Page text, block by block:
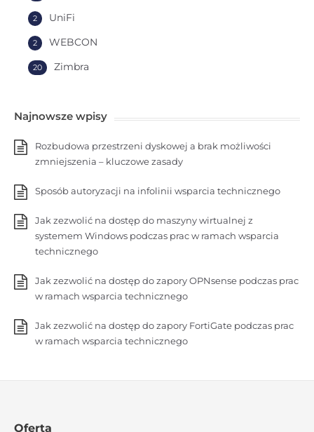
UniFi
2
WEBCON
2
Zimbra
20
Najnowsze wpisy
Rozbudowa przestrzeni dyskowej a brak możliwości
zmniejszenia – kluczowe zasady
Sposób autoryzacji na infolinii wsparcia technicznego
Jak zezwolić na dostęp do maszyny wirtualnej z
systemem Windows podczas prac w ramach wsparcia
technicznego
Jak zezwolić na dostęp do zapory OPNsense podczas prac
w ramach wsparcia technicznego
Jak zezwolić na dostęp do zapory FortiGate podczas prac
w ramach wsparcia technicznego
Oferta